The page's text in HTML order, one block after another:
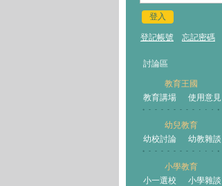
登入
登記帳號 忘記密碼
討論區
教育王國
教育講場
使用意見
幼兒教育
幼校討論
幼教雜談
小學教育
小一選校
小學雜談